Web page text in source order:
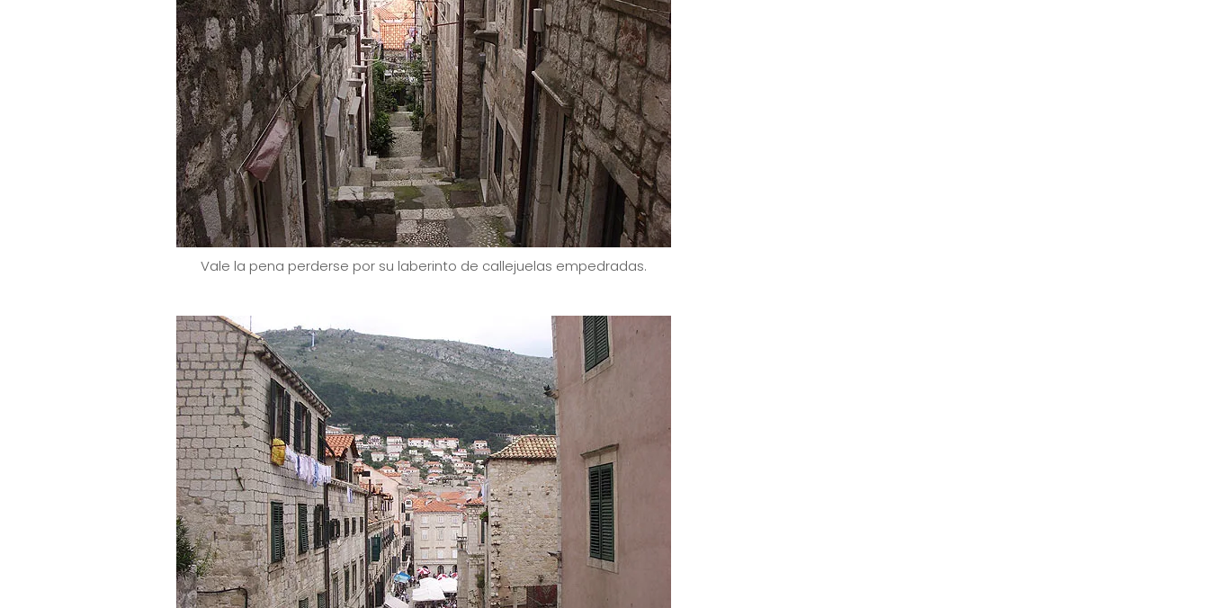
Vale la pena perderse por su laberinto de callejuelas empedradas.